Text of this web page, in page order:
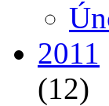
2011
(12)